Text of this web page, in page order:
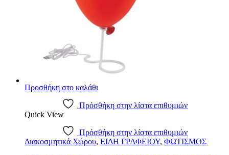
Προσθήκη στο καλάθι
Πρόσθήκη στην λίστα επιθυμιών
Quick View
Πρόσθήκη στην λίστα επιθυμιών
Διακοσμητικά Χώρου, ΕΙΔΗ ΓΡΑΦΕΙΟΥ, ΦΩΤΙΣΜΟΣ